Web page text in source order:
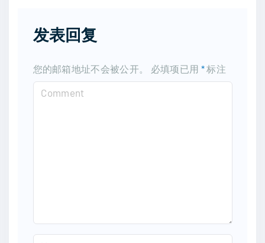
发表回复
您的邮箱地址不会被公开。 必填项已用 *标注